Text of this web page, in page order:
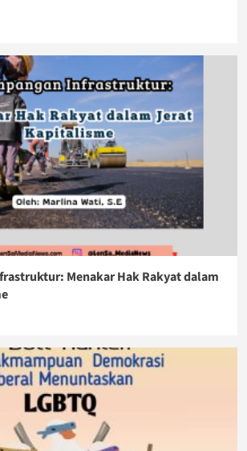
Menakar Hak Rakyat dalam